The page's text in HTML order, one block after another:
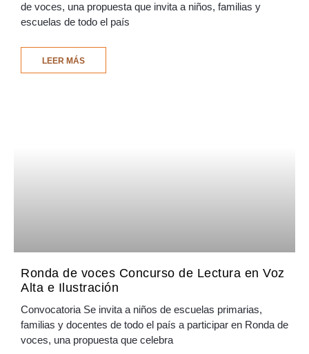
de voces, una propuesta que invita a niños, familias y
escuelas de todo el país
LEER MÁS
Ronda de voces Concurso de Lectura en Voz
Alta e Ilustración
Convocatoria Se invita a niños de escuelas primarias,
familias y docentes de todo el país a participar en Ronda de
voces, una propuesta que celebra